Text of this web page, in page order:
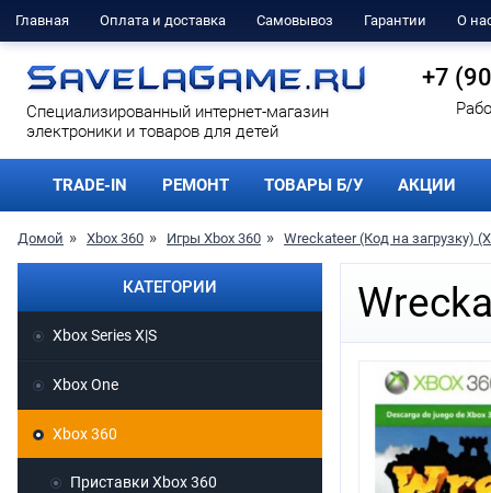
Главная Оплата и доставка Самовывоз Гарантии О
Cпециализированный интернет-магазин
электроники и товаров для детей
+7
TRADE-IN РЕМОНТ ТОВАРЫ Б/У АКЦИИ
Домой Xbox 360 Игры Xbox 360 Wreckateer (Код на загрузку)
КАТЕГОРИИ
Xbox Series X|S
Xbox One
Xbox 360
Приставки Xbox 360